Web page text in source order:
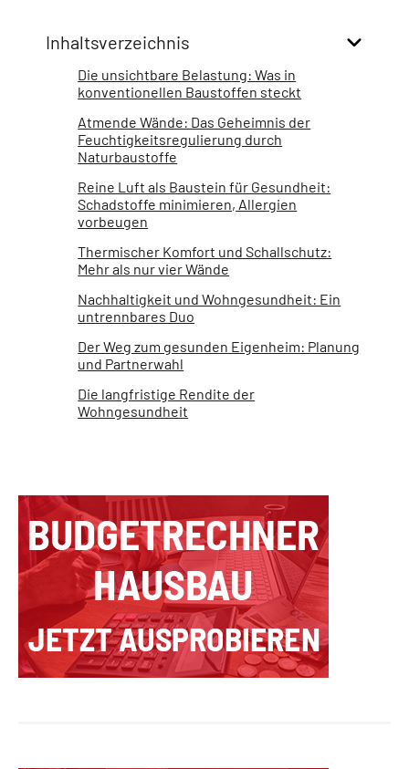
Inhaltsverzeichnis
Die unsichtbare Belastung: Was in
konventionellen Baustoffen steckt
Atmende Wände: Das Geheimnis der
Feuchtigkeitsregulierung durch
Naturbaustoffe
Reine Luft als Baustein für Gesundheit:
Schadstoffe minimieren, Allergien
vorbeugen
Thermischer Komfort und Schallschutz:
Mehr als nur vier Wände
Nachhaltigkeit und Wohngesundheit: Ein
untrennbares Duo
Der Weg zum gesunden Eigenheim: Planung
und Partnerwahl
Die langfristige Rendite der
Wohngesundheit